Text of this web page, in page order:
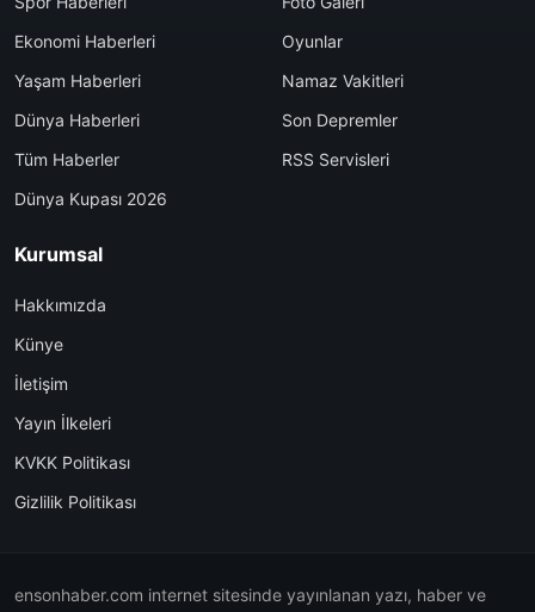
Ekonomi Haberleri
Yaşam Haberleri
Dünya Haberleri
Tüm Haberler
Dünya Kupası 2026
Oyunlar
Namaz Vakitleri
Son Depremler
RSS Servisleri
Kurumsal
Hakkımızda
Künye
İletişim
Yayın İlkeleri
KVKK Politikası
Gizlilik Politikası
ensonhaber.com internet sitesinde yayınlanan yazı, haber ve